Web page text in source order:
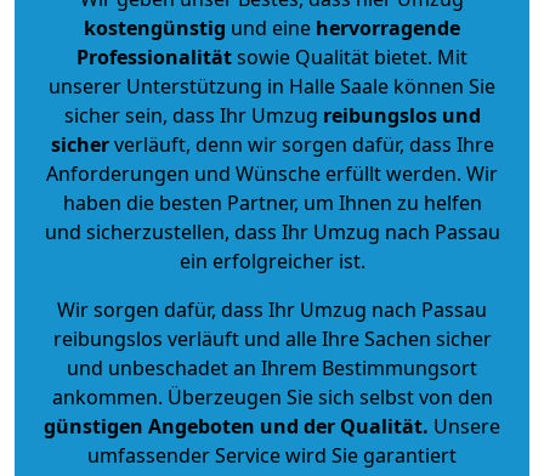
kostengünstig und eine hervorragende
Professionalitätsowie Qualität bietet. Mit
unserer Unterstützung in Halle Saale können Sie
sicher sein, dass Ihr Umzug reibungslos und
sicherverläuft, denn wir sorgen dafür, dass Ihre
Anforderungen und Wünsche erfüllt werden. Wir
haben die besten Partner, um Ihnen zu helfen
und sicherzustellen, dass Ihr Umzug nach Passau
ein erfolgreicher ist.
Wir sorgen dafür, dass Ihr Umzug nach Passau
reibungslos verläuft und alle Ihre Sachen sicher
und unbeschadet an Ihrem Bestimmungsort
ankommen. Überzeugen Sie sich selbst von den
günstigen Angeboten und der Qualität. Unsere
umfassender Service wird Sie garantiert